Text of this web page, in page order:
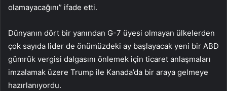
olamayacağını” ifade etti.
Dünyanın dört bir yanından G-7 üyesi olmayan ülkelerden
çok sayıda lider de önümüzdeki ay başlayacak yeni bir ABD
gümrük vergisi dalgasını önlemek için ticaret anlaşmaları
imzalamak üzere Trump ile Kanada’da bir araya gelmeye
hazırlanıyordu.